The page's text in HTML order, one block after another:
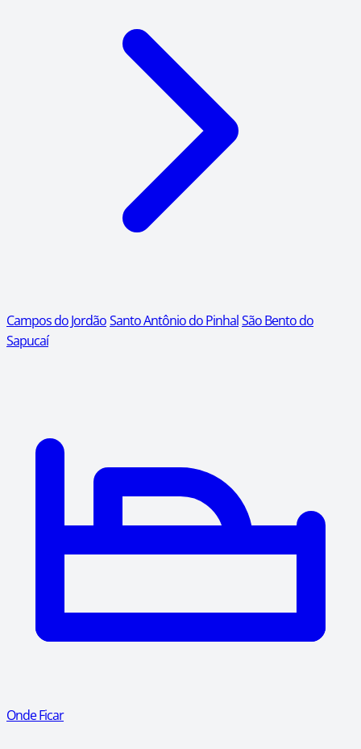
Campos do JordãoSanto Antônio do PinhalSão Bento do
Sapucaí
Onde Ficar